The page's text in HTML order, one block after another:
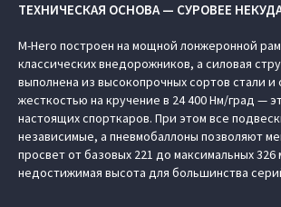
ТЕХНИЧЕСКАЯ ОСНОВА — СУРОВЕЕ
M-Hero построен на мощной лонжеронной
классических внедорожников, а силовая
выполнена из высокопрочных сортов стали и
жесткостью на кручение в 24 400 Нм/град —
настоящих спорткаров. При этом все
независимые, а пневмобаллоны позволяют
просвет от базовых 221 до максимальных
недостижимая высота для большинства